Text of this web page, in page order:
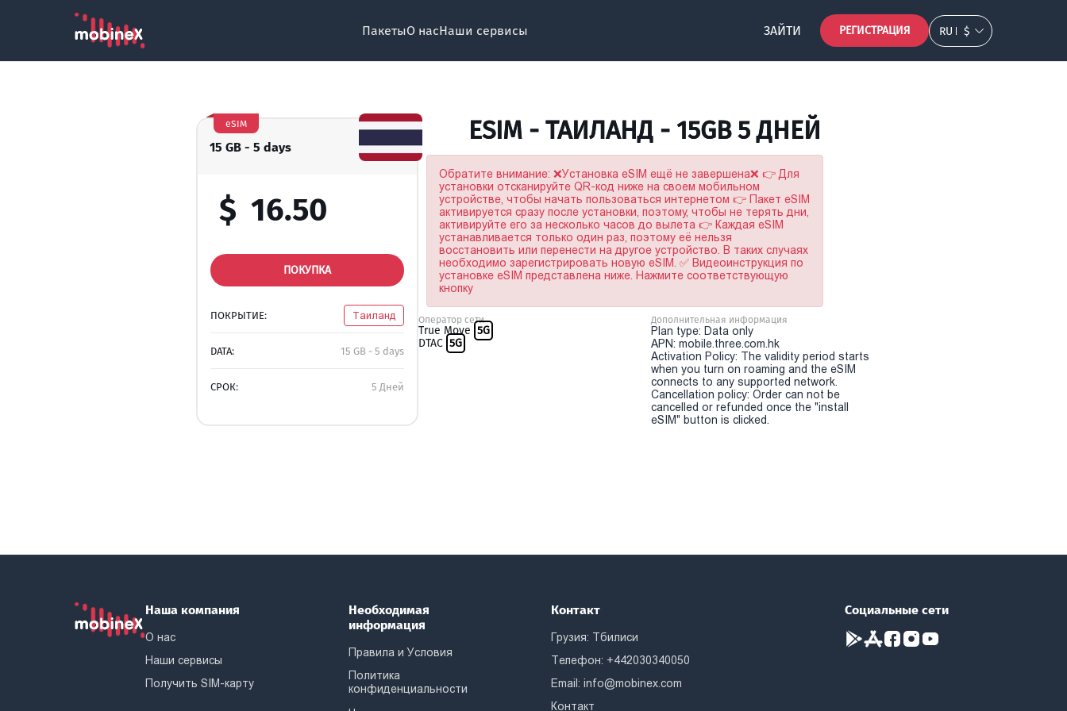
ПакетыО насНаши сервисы ЗАЙТИ РЕГИСТРАЦИЯ RU $
15 GB - 5 days
eSIM
$ 16.50
ПОКУПКА
ПОКРЫТИЕ: Таиланд
DATA: 15 GB - 5 days
СРОК: 5 Дней
ESIM - ТАИЛАНД - 15GB 5 ДНЕЙ
Обратите внимание: ❌Установка eSIM ещё не завершена❌ 👉 Для
установки отсканируйте QR-код ниже на своем мобильном
устройстве, чтобы начать пользоваться интернетом 👉 Пакет eSIM
активируется сразу после установки, поэтому, чтобы не терять дни,
активируйте его за несколько часов до вылета 👉 Каждая eSIM
устанавливается только один раз, поэтому её нельзя
восстановить или перенести на другое устройство. В таких случаях
необходимо зарегистрировать новую eSIM. ✅ Видеоинструкция по
установке eSIM представлена ниже. Нажмите соответствующую
кнопку
Оператор сети
True Move 5G
DTAC 5G
Дополнительная информация
Plan type: Data only
APN: mobile.three.com.hk
Activation Policy: The validity period starts
when you turn on roaming and the eSIM
connects to any supported network.
Cancellation policy: Order can not be
cancelled or refunded once the "install
eSIM" button is clicked.
Наша компания
О нас
Наши сервисы
Получить SIM-карту
Необходимая
информация
Правила и Условия
Политика
конфиденциальности
Контакт
Грузия: Тбилиси
Телефон: +442030340050
Email:info@mobinex.com
Контакт
Социальные сети